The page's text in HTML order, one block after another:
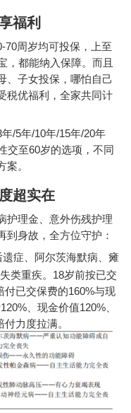
福利
70周岁均可投保，上至
，都能纳入保障。而且
、子女投保，哪怕自己
税优福利，全家共同计
年/5年/10年/15年/20年
交至60岁的选项，不同
。
超实在
护理金、意外伤残护理
到身故，全方位守护：
遗症、阿尔茨海默病、瘫
类重疾。 18岁前按已交
付已交保费的160%与现
120%、现金价值120%、
力度拉满。